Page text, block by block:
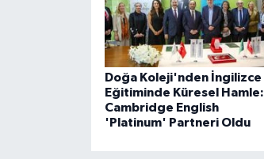
Doğa Koleji'nden İngilizce
Eğitiminde Küresel Hamle:
Cambridge English
'Platinum' Partneri Oldu